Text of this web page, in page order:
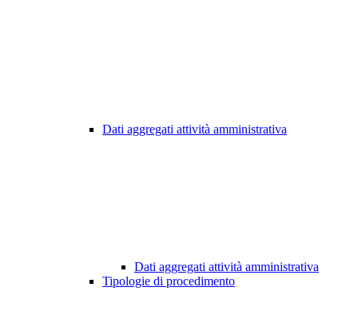
Dati aggregati attività amministrativa
Dati aggregati attività amministrativa
Tipologie di procedimento